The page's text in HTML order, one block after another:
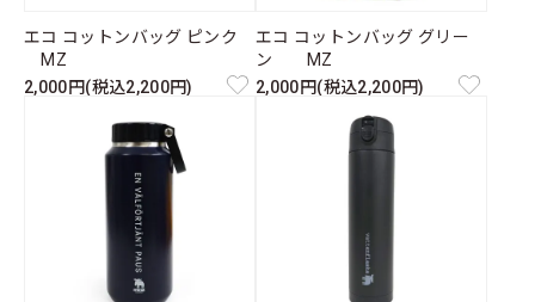
エコ コットンバッグ ピンク
MZ
2,000円(税込2,200円)
エコ コットンバッグ グリー
ン MZ
2,000円(税込2,200円)